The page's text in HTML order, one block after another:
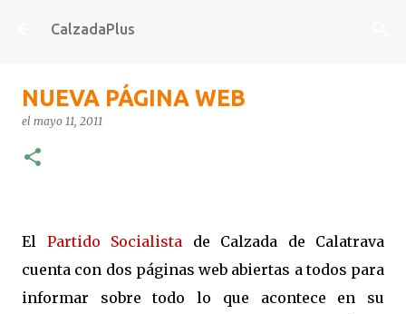
Ir al contenido principal
CalzadaPlus
NUEVA PÁGINA WEB
el mayo 11, 2011
El Partido Socialista de Calzada de Calatrava
cuenta con dos páginas web abiertas a todos para
informar sobre todo lo que acontece en su